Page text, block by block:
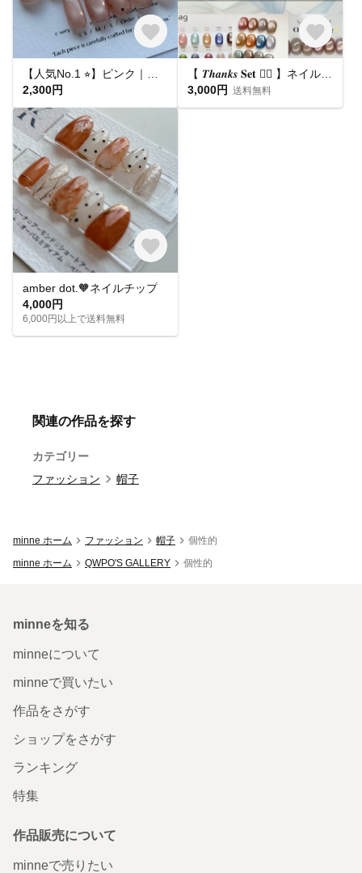
2,300円
3,000円 送料無料
amber dot.🧡ネイルチップ
4,000円
6,000円以上で送料無料
関連の作品を探す
カテゴリー
ファッション
帽子
minne ホーム ファッション 帽子
個性的
minne ホーム
QWPO'S GALLERY 個性的
minneを知る
minneについて
minneで買いたい
作品をさがす
ショップをさがす
ランキング
特集
作品販売について
minneで売りたい